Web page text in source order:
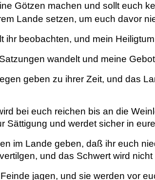
Götzen machen und sollt euch
Lande setzen, um euch davor
ihr beobachten, und mein
wandelt und meine
geben zu ihrer Zeit, und das
bei euch reichen bis an die
Sättigung und werdet sicher in
im Lande geben, daß ihr euch
und das Schwert wird
jagen, und sie werden vor